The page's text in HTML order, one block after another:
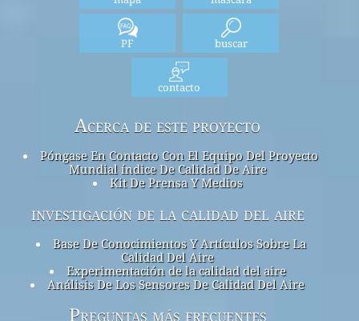
PF buscar
contacto
Acerca de este proyecto
Póngase En Contacto Con El Equipo Del Proyecto
Mundial índice De Calidad De Aire
Kit De Prensa Y Medios
investigación de la calidad del aire
Base De Conocimientos Y Artículos Sobre La
Calidad Del Aire
Experimentación de la calidad del aire
Análisis De Los Sensores De Calidad Del Aire
Preguntas más frecuentes